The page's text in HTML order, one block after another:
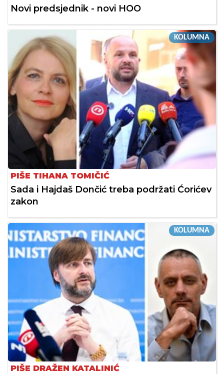
Novi predsjednik - novi HOO
KOLUMNA
PIŠE TIHANA TOMIČIĆ
Sada i Hajdaš Dončić treba podržati Ćorićev
zakon
KOLUMNA
PIŠE DRAŽEN KATALINIĆ